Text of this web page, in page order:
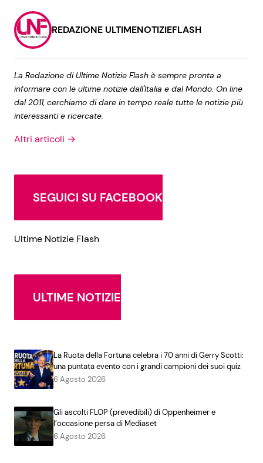
REDAZIONE ULTIMENOTIZIEFLASH
La Redazione di Ultime Notizie Flash è sempre pronta a
informare con le ultime notizie dall'Italia e dal Mondo. On line
dal 2011, cerchiamo di dare in tempo reale tutte le notizie più
interessanti e ricercate.
Altri articoli →
SEGUICI SU FACEBOOK
Ultime Notizie Flash
ULTIME NOTIZIE
La Ruota della Fortuna celebra i 70 anni di Gerry Scotti:
una puntata evento con i grandi campioni dei suoi quiz
6 Agosto 2026
Gli ascolti FLOP (prevedibili) di Oppenheimer e
l’occasione persa di Mediaset
6 Agosto 2026